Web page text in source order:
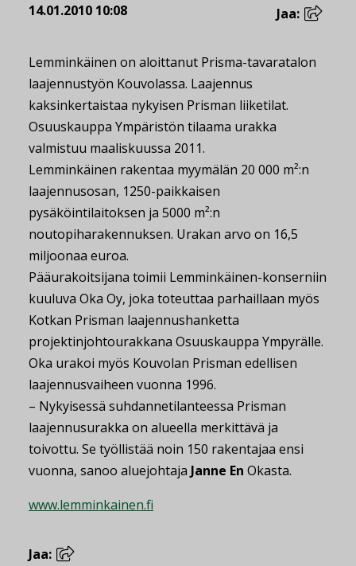
14.01.2010 10:08 Jaa:
Lemminkäinen on aloittanut Prisma-tavaratalon
laajennustyön Kouvolassa. Laajennus
kaksinkertaistaa nykyisen Prisman liiketilat.
Osuuskauppa Ympäristön tilaama urakka
valmistuu maaliskuussa 2011.
Lemminkäinen rakentaa myymälän 20 000 m²:n
laajennusosan, 1250-paikkaisen
pysäköintilaitoksen ja 5000 m²:n
noutopiharakennuksen. Urakan arvo on 16,5
miljoonaa euroa.
Pääurakoitsijana toimii Lemminkäinen-konserniin
kuuluva Oka Oy, joka toteuttaa parhaillaan myös
Kotkan Prisman laajennushanketta
projektinjohtourakkana Osuuskauppa Ympyrälle.
Oka urakoi myös Kouvolan Prisman edellisen
laajennusvaiheen vuonna 1996.
– Nykyisessä suhdannetilanteessa Prisman
laajennusurakka on alueella merkittävä ja
toivottu. Se työllistää noin 150 rakentajaa ensi
vuonna, sanoo aluejohtaja Janne En Okasta.
www.lemminkainen.fi
Jaa: